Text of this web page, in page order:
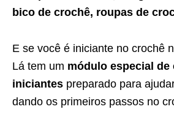
bico de crochê, roupas de
E se você é iniciante no crochê
Lá tem um módulo especial de
iniciantes preparado para
dando os primeiros passos no